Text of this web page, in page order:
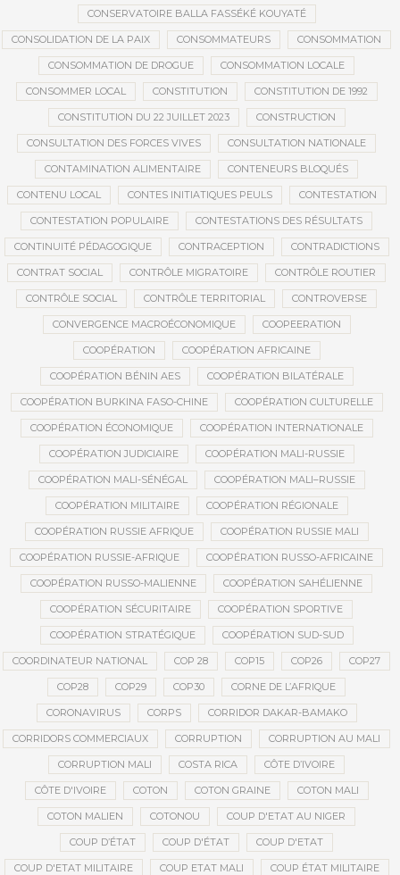
CONSERVATOIRE BALLA FASSÉKÉ KOUYATÉ
CONSOLIDATION DE LA PAIX CONSOMMATEURS CONSOMMATION
CONSOMMATION DE DROGUE CONSOMMATION LOCALE
CONSOMMER LOCAL CONSTITUTION CONSTITUTION DE 1992
CONSTITUTION DU 22 JUILLET 2023 CONSTRUCTION
CONSULTATION DES FORCES VIVES CONSULTATION NATIONALE
CONTAMINATION ALIMENTAIRE CONTENEURS BLOQUÉS
CONTENU LOCAL CONTES INITIATIQUES PEULS CONTESTATION
CONTESTATION POPULAIRE CONTESTATIONS DES RÉSULTATS
CONTINUITÉ PÉDAGOGIQUE CONTRACEPTION CONTRADICTIONS
CONTRAT SOCIAL CONTRÔLE MIGRATOIRE CONTRÔLE ROUTIER
CONTRÔLE SOCIAL CONTRÔLE TERRITORIAL CONTROVERSE
CONVERGENCE MACROÉCONOMIQUE COOPEERATION
COOPÉRATION COOPÉRATION AFRICAINE
COOPÉRATION BÉNIN AES COOPÉRATION BILATÉRALE
COOPÉRATION BURKINA FASO-CHINE COOPÉRATION CULTURELLE
COOPÉRATION ÉCONOMIQUE COOPÉRATION INTERNATIONALE
COOPÉRATION JUDICIAIRE COOPÉRATION MALI-RUSSIE
COOPÉRATION MALI-SÉNÉGAL COOPÉRATION MALI–RUSSIE
COOPÉRATION MILITAIRE COOPÉRATION RÉGIONALE
COOPÉRATION RUSSIE AFRIQUE COOPÉRATION RUSSIE MALI
COOPÉRATION RUSSIE-AFRIQUE COOPÉRATION RUSSO-AFRICAINE
COOPÉRATION RUSSO-MALIENNE COOPÉRATION SAHÉLIENNE
COOPÉRATION SÉCURITAIRE COOPÉRATION SPORTIVE
COOPÉRATION STRATÉGIQUE COOPÉRATION SUD-SUD
COORDINATEUR NATIONAL COP 28 COP15 COP26 COP27
COP28 COP29 COP30 CORNE DE L’AFRIQUE
CORONAVIRUS CORPS CORRIDOR DAKAR-BAMAKO
CORRIDORS COMMERCIAUX CORRUPTION CORRUPTION AU MALI
CORRUPTION MALI COSTA RICA CÔTE D’IVOIRE
CÔTE D'IVOIRE COTON COTON GRAINE COTON MALI
COTON MALIEN COTONOU COUP D'ETAT AU NIGER
COUP D’ÉTAT COUP D'ÉTAT COUP D'ETAT
COUP D'ETAT MILITAIRE COUP ETAT MALI COUP ÉTAT MILITAIRE